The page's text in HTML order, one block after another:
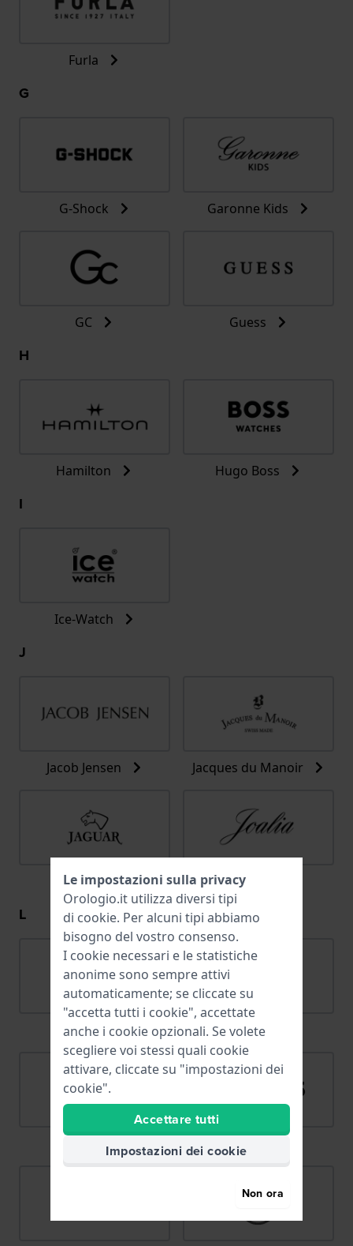
Furla
G
G-Shock Garonne Kids
GC Guess
H
Hamilton Hugo Boss
I
Ice-Watch
J
Jacob Jensen Jacques du Manoir
Jaguar Joalia
L
Lacoste Ligure
Lorus
Le impostazioni sulla privacy
Orologio.it utilizza diversi tipi
di cookie. Per alcuni tipi abbiamo
bisogno del vostro consenso.
I cookie necessari e le statistiche
anonime sono sempre attivi
automaticamente; se cliccate su
"accetta tutti i cookie", accettate
anche i cookie opzionali. Se volete
scegliere voi stessi quali cookie
attivare, cliccate su "impostazioni dei
cookie".
Accettare tutti
Impostazioni dei cookie
Non ora